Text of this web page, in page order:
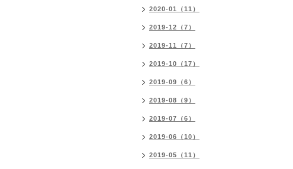
2020-01（11）
2019-12（7）
2019-11（7）
2019-10（17）
2019-09（6）
2019-08（9）
2019-07（6）
2019-06（10）
2019-05（11）